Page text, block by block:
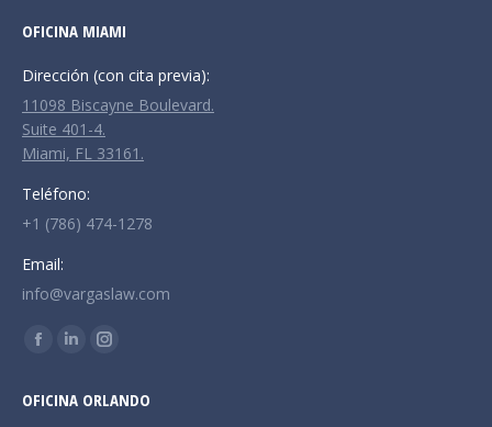
OFICINA MIAMI
Dirección (con cita previa):
11098 Biscayne Boulevard.
Suite 401-4.
Miami, FL 33161.
Teléfono:
+1 (786) 474-1278
Email:
info@vargaslaw.com
Encuéntranos en:
Facebook
opens
Linkedin
opens
Instagram
opens
OFICINA ORLANDO